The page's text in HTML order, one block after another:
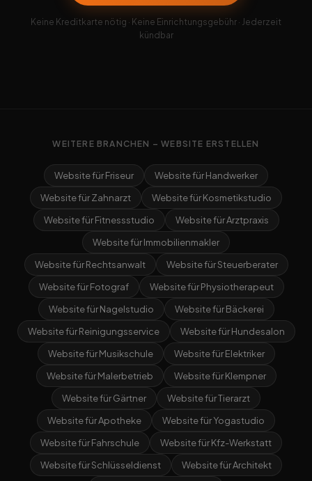
Keine Kreditkarte nötig · Keine Einrichtungsgebühr · Jederzeit
kündbar
WEITERE BRANCHEN – WEBSITE ERSTELLEN
Website für Friseur
Website für Handwerker
Website für Zahnarzt
Website für Kosmetikstudio
Website für Fitnessstudio
Website für Arztpraxis
Website für Immobilienmakler
Website für Rechtsanwalt
Website für Steuerberater
Website für Fotograf
Website für Physiotherapeut
Website für Nagelstudio
Website für Bäckerei
Website für Reinigungsservice
Website für Hundesalon
Website für Musikschule
Website für Elektriker
Website für Malerbetrieb
Website für Klempner
Website für Gärtner
Website für Tierarzt
Website für Apotheke
Website für Yogastudio
Website für Fahrschule
Website für Kfz-Werkstatt
Website für Schlüsseldienst
Website für Architekt